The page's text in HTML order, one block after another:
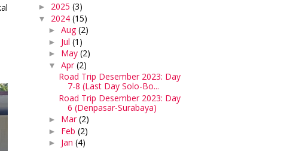
► 2025 (3)
▼ 2024 (15)
► Aug(2)
► Jul (1)
► May (2)
▼ Apr(2)
Road Trip Desember 2023: Day
7-8 (Last Day Solo-Bo...
Road Trip Desember 2023: Day
6 (Denpasar-Surabaya)
► Mar(2)
► Feb (2)
► Jan (4)